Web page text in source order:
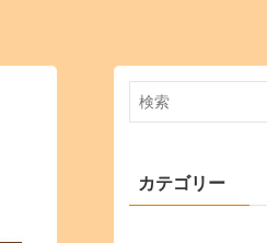
カテゴリー